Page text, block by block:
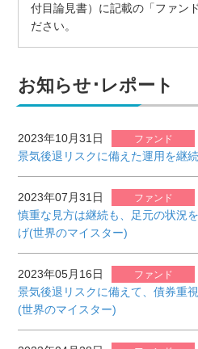
付目論見書）に記載の「ファン
ださい。
お知らせ･レポート
2023年10月31日 ファンド
景気後退リスクに備えた運用を継
2023年07月31日 ファンド
慎重な見方は継続も、足元の状況
げ(世界のマイスター)
2023年05月16日 ファンド
景気後退リスクに備えて、債券重
(世界のマイスター)